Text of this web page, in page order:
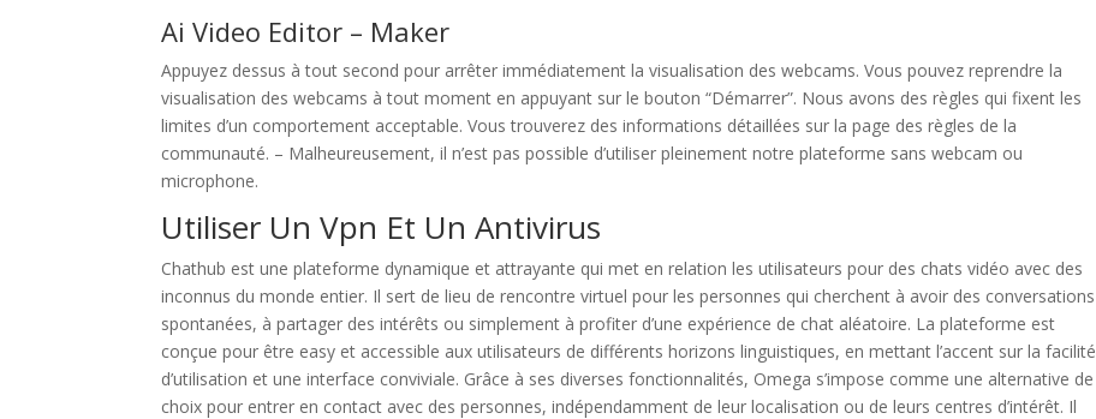
Ai Video Editor – Maker
Appuyez dessus à tout second pour arrêter immédiatement la visualisation des webcams. Vous pouvez reprendre la
visualisation des webcams à tout moment en appuyant sur le bouton “Démarrer”. Nous avons des règles qui fixent les
limites d’un comportement acceptable. Vous trouverez des informations détaillées sur la page des règles de la
communauté. – Malheureusement, il n’est pas possible d’utiliser pleinement notre plateforme sans webcam ou
microphone.
Utiliser Un Vpn Et Un Antivirus
Chathub est une plateforme dynamique et attrayante qui met en relation les utilisateurs pour des chats vidéo avec des
inconnus du monde entier. Il sert de lieu de rencontre virtuel pour les personnes qui cherchent à avoir des conversations
spontanées, à partager des intérêts ou simplement à profiter d’une expérience de chat aléatoire. La plateforme est
conçue pour être easy et accessible aux utilisateurs de différents horizons linguistiques, en mettant l’accent sur la facilité
d’utilisation et une interface conviviale. Grâce à ses diverses fonctionnalités, Omega s’impose comme une alternative de
choix pour entrer en contact avec des personnes, indépendamment de leur localisation ou de leurs centres d’intérêt. Il